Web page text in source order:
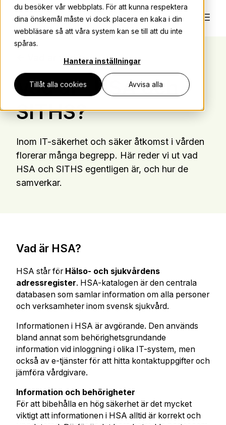
du besöker vår webbplats. För att kunna respektera
dina önskemål måste vi dock placera en kaka i din
webbläsare så att våra system kan se till att du inte
spåras.
Hantera inställningar
Tillåt alla cookies Avvisa alla
← Vad är vad?
Vad är HSA och
SITHS?
Inom IT-säkerhet och säker åtkomst i vården
florerar många begrepp. Här reder vi ut vad
HSA och SITHS egentligen är, och hur de
samverkar.
Vad är HSA?
HSA står för Hälso- och sjukvårdens
adressregister. HSA-katalogen är den centrala
databasen som samlar information om alla personer
och verksamheter inom svensk sjukvård.
Informationen i HSA är avgörande. Den används
bland annat som behörighetsgrundande
information vid inloggning i olika IT-system, men
också av e-tjänster för att hitta kontaktuppgifter och
jämföra vårdgivare.
Information och behörigheter
För att bibehålla en hög säkerhet är det mycket
viktigt att informationen i HSA alltid är korrekt och